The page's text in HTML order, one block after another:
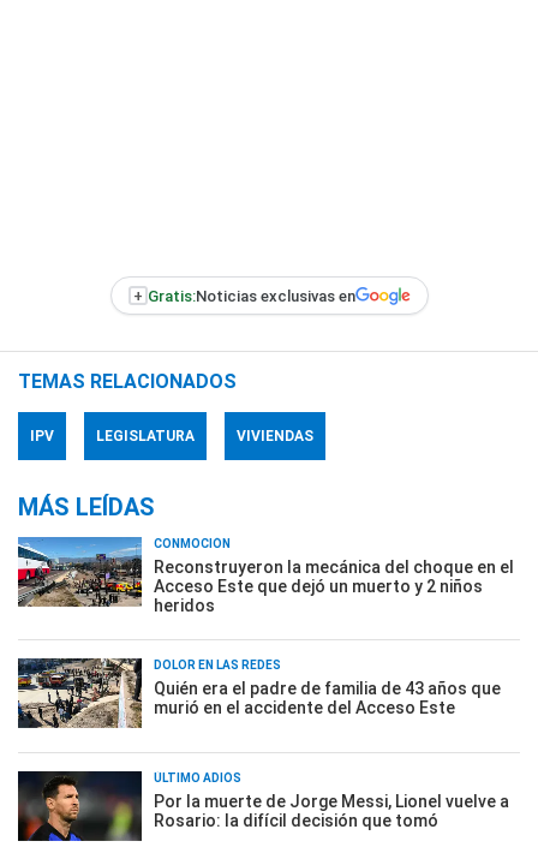
+ Gratis:Noticias exclusivas en
TEMAS RELACIONADOS
IPV LEGISLATURA VIVIENDAS
MÁS LEÍDAS
CONMOCIÓN
Reconstruyeron la mecánica del choque en el
Acceso Este que dejó un muerto y 2 niños
heridos
DOLOR EN LAS REDES
Quién era el padre de familia de 43 años que
murió en el accidente del Acceso Este
ÚLTIMO ADIÓS
Por la muerte de Jorge Messi, Lionel vuelve a
Rosario: la difícil decisión que tomó